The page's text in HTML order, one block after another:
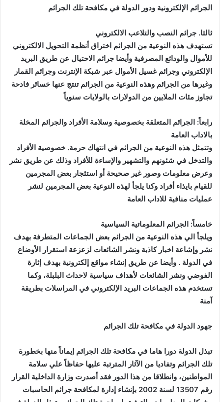
الجرائم الإلكترونية ودور الدولة في مكافحة تلك الجرائم
ثالثا. جرائم النصب والتلاعب الالكتروني
تستهدف هذه النوعية من الجرائم اختراق أنظمة التحويل الالكتروني
للأموال والودائع المصرفية وأيضا جرائم الاحتيال عن طريق البريد
الإلكتروني وجرائم غسيل الأموال عبر شبكة الإنترنت وجرائم القمار
وغيرها من الجرائم وهذه النوعية من الجرائم تنتج عنها خسائر فادحة
تجاوز مئات الملايين من الدولارات بالولايات سنوياً
رابعاً: الجرائم المتعلقة بخصوصية وسلامة الأفراد والجرائم المخلة
بالاداب العامة
وتتمثل هذه النوعية من الجرائم في انتهاك حرمة. خصوصية الأفراد
والتدخل في شئونهم والتشهير والإساءة للأفراد وذلك عن طريق نشر
وعرض معلومات وصور غير صحيحة أو استئجار بعض المجرمين
للقيام بايذاء أفراد وكنا يلجأ لهذه النوعية بعض المجرمين لنشر
عمليات منافية للاداب العامة
خامساً: الجرائم المعلوماتية السياسية
ويلجأ الي هذه النوعية من الجرائم بعض الجماعات المتطرفة بهدف
نشر وإشاعة اخبار كاذبة ونشر الشائعات لزعزعة استقرار الأوضاع
في الدولة . وأيضا عن طريق إنشاء مواقع إلكترونية بهدف إثارة
الفوضي ونشر الشائعات لأهداف سياسية لاحداث البلبلة، وكما
تستخدم هذه الجماعات البريد الإلكتروني في المراسلات بطريقة
آمنة
جهود الدولة في مكافحة تلك الجرائم
تبذل الدولة دورا هاما في مكافحة تلك الجرائم إيماناً منها بخطورة
تلك الجرائم وتفاديا من الآثار المترتبة عليها حفاظاً علي سلامة
المواطنين، وانطلاقا من هذا الدور فقد أصدرت وزارة الداخلية القرار
رقم 13507 لسنة 2002 بإنشاء إدارة لمكافحة جرائم الحاسبات